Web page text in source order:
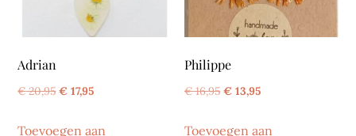
Adrian
€20,95Oorspronkelijke
€ 17,95Huidige
Toevoegen aan
Philippe
€16,95 Oorspronkelijke
€ 13,95Huidige
Toevoegen aan